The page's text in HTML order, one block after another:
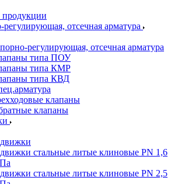
продукции
регулирующая, отсечная арматура
регулирующая, отсечная арматура
типа ПОУ
типа КМР
типа КВД
клапаны
клапаны
стальные литые клиновые PN 1,6
стальные литые клиновые PN 2,5